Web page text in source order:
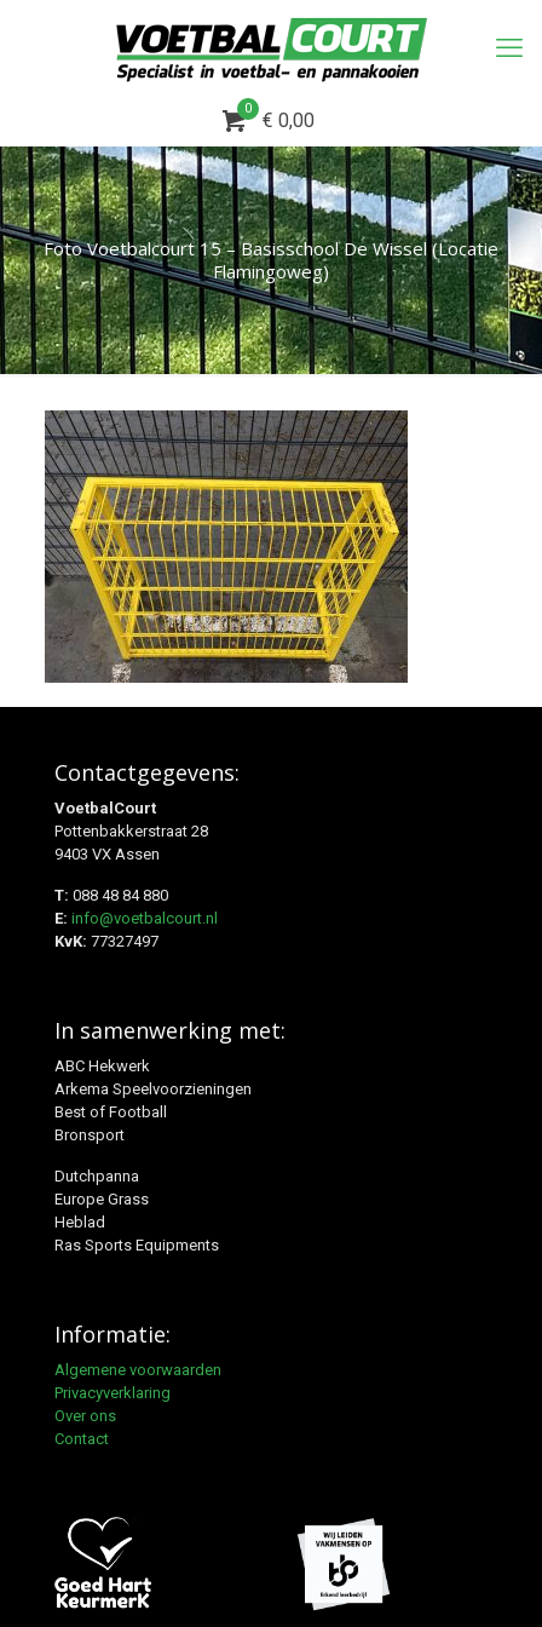
0
€ 0,00
Foto Voetbalcourt 15 – Basisschool De Wissel (Locatie
Flamingoweg)
Contactgegevens:
VoetbalCourt
Pottenbakkerstraat 28
9403 VX Assen
T: 088 48 84 880
E: info@voetbalcourt.nl
KvK: 77327497
In samenwerking met:
ABC Hekwerk
Arkema Speelvoorzieningen
Best of Football
Bronsport
Dutchpanna
Europe Grass
Heblad
Ras Sports Equipments
Informatie:
Algemene voorwaarden
Privacyverklaring
Over ons
Contact